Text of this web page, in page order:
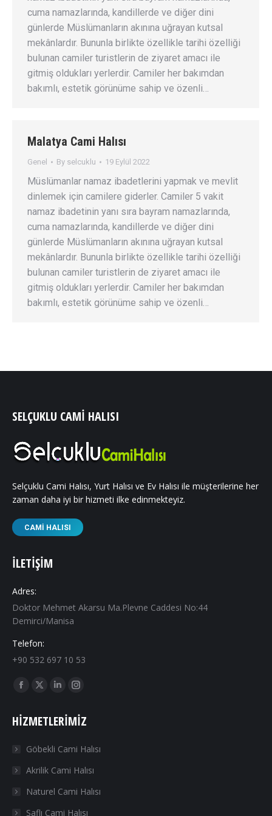
cuma namazlarında, kandillerde ve diğer dini
günlerde Müslümanların akınına uğrayan kutsal
mekânlardır. Bununla birlikte özellikle tarihi özelliği
bulunan camiler turistlerin de ziyaret amacı ile
gitmiş oldukları yerlerdir. Camiler her bakımdan
bakımlı, estetik görünüme sahip ve özenli…
Malatya Cami Halısı
Genel By selcuklu 19 Eylül 2022
Müslümanlar namaz ibadetlerini yapmak ve mevlit
dinlemek için camilere giderler. Camiler 5 vakit
namaz ibadetinin yanı sıra bayram namazlarında,
cuma namazlarında, kandillerde ve diğer dini
günlerde Müslümanların akınına uğrayan kutsal
mekânlardır. Bununla birlikte özellikle tarihi özelliği
bulunan camiler turistlerin de ziyaret amacı ile
gitmiş oldukları yerlerdir. Camiler her bakımdan
bakımlı, estetik görünüme sahip ve özenli…
SELÇUKLU CAMI HALISI
Selçuklu Cami Halısı, Yurt Halısı ve Ev Halısı ile müşterilerine her
zaman daha iyi bir hizmeti ilke edinmekteyiz.
CAMI HALISI
İLETIŞIM
Adres:
Doktor Mehmet Akarsu Ma.Plevne Caddesi No:44
Demirci/Manisa
Telefon:
+90 532 697 10 53
Find us on:
Facebook
opens
new
window
X
opens
new
window
Linkedin
opens
new
window
Instagram
opens
new
window
HIZMETLERIMIZ
Göbekli Cami Halısı
Akrilik Cami Halısı
Naturel Cami Halısı
Saflı Cami Halısı